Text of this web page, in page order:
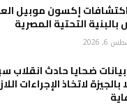
إكسون موبيل
التحتية المصرية
6, 2026
ضحايا حادث انقلاب
بالجيزة لاتخاذ الإجراءات